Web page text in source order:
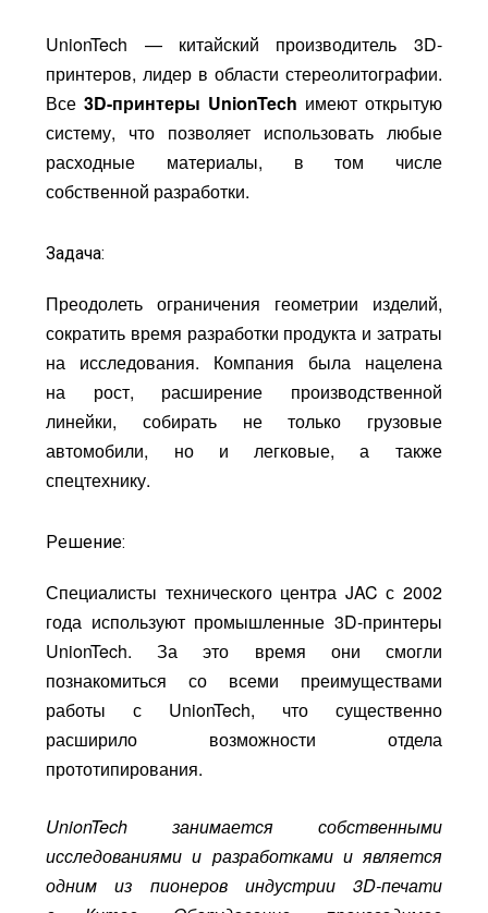
UnionTech — китайский производитель 3D-
принтеров, лидер в области стереолитографии.
Все3D-принтеры UnionTech имеют открытую
систему, что позволяет использовать любые
расходные материалы, в том числе
собственной разработки.
Задача:
Преодолеть ограничения геометрии изделий,
сократить время разработки продукта и затраты
на исследования. Компания была нацелена
на рост, расширение производственной
линейки, собирать не только грузовые
автомобили, но и легковые, а также
спецтехнику.
Решение:
Специалисты технического центра JAC с 2002
года используют промышленные 3D-принтеры
UnionTech. За это время они смогли
познакомиться со всеми преимуществами
работы с UnionTech, что существенно
расширило возможности отдела
прототипирования.
UnionTech занимается собственными
исследованиями и разработками и является
одним из пионеров индустрии 3D-печати